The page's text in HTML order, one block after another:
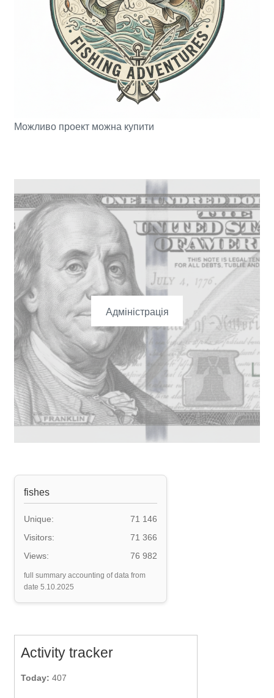
Можливо проект можна купити
Адміністрація
fishes
Unique:
71 146
Visitors:
71 366
Views:
76 982
full summary accounting of data from
date 5.10.2025
Activity tracker
Today: 407